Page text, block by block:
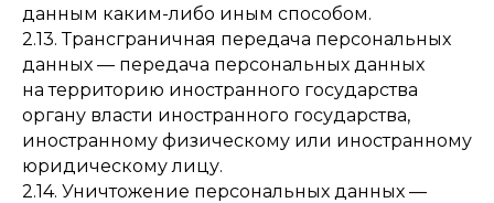
данным каким-либо иным способом.
2.13. Трансграничная передача персональных
данных — передача персональных данных
на территорию иностранного государства
органу власти иностранного государства,
иностранному физическому или иностранному
юридическому лицу.
2.14. Уничтожение персональных данных —